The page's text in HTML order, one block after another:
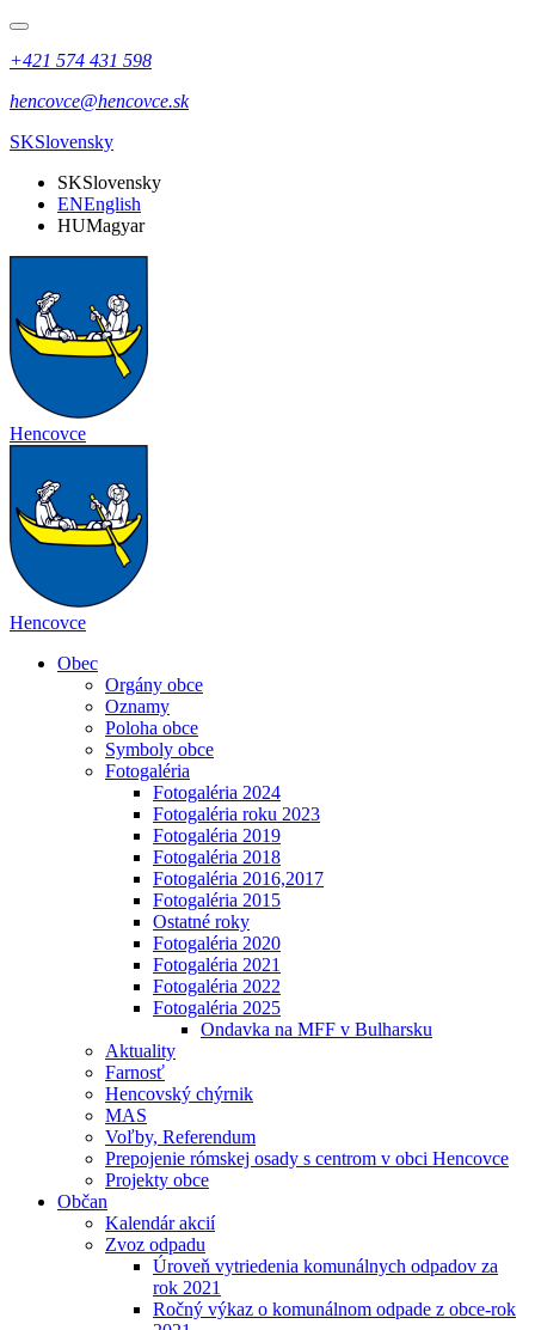
+421 574 431 598
hencovce@hencovce.sk
SKSlovensky
SKSlovensky
ENEnglish
HUMagyar
Hencovce
Hencovce
Obec
Orgány obce
Oznamy
Poloha obce
Symboly obce
Fotogaléria
Fotogaléria 2024
Fotogaléria roku 2023
Fotogaléria 2019
Fotogaléria 2018
Fotogaléria 2016,2017
Fotogaléria 2015
Ostatné roky
Fotogaléria 2020
Fotogaléria 2021
Fotogaléria 2022
Fotogaléria 2025
Ondavka na MFF v Bulharsku
Aktuality
Farnosť
Hencovský chýrnik
MAS
Voľby, Referendum
Prepojenie rómskej osady s centrom v obci Hencovce
Projekty obce
Občan
Kalendár akcií
Zvoz odpadu
Úroveň vytriedenia komunálnych odpadov za
rok 2021
Ročný výkaz o komunálnom odpade z obce-rok